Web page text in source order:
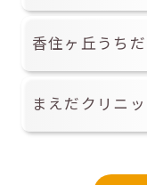
香住ヶ丘うち
まえだクリニ